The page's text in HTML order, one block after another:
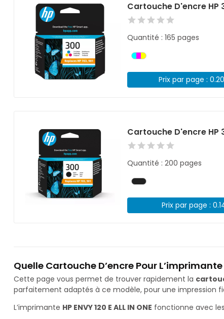
Cartouche D'encre HP
Quantité : 165 pages
Prix par page :
Cartouche D'encre HP
Quantité : 200 pages
Prix par page :
Quelle Cartouche D’encre Pour L’imprimante
Cette page vous permet de trouver rapidement la
parfaitement adaptés à ce modèle, pour une impression
L’imprimante HP ENVY 120 E ALL IN ONE fonctionne avec